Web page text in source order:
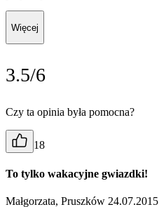
Więcej
3.5/6
Czy ta opinia była pomocna?
18
To tylko wakacyjne gwiazdki!
Małgorzata, Pruszków 24.07.2015